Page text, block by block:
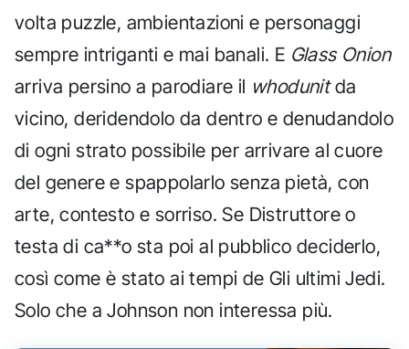
volta puzzle, ambientazioni e personaggi
sempre intriganti e mai banali. E Glass Onion
arriva persino a parodiare il whodunitda
vicino, deridendolo da dentro e denudandolo
di ogni strato possibile per arrivare al cuore
del genere e spappolarlo senza pietà, con
arte, contesto e sorriso. Se Distruttore o
testa di ca**o sta poi al pubblico deciderlo,
così come è stato ai tempi de Gli ultimi Jedi.
Solo che a Johnson non interessa più.